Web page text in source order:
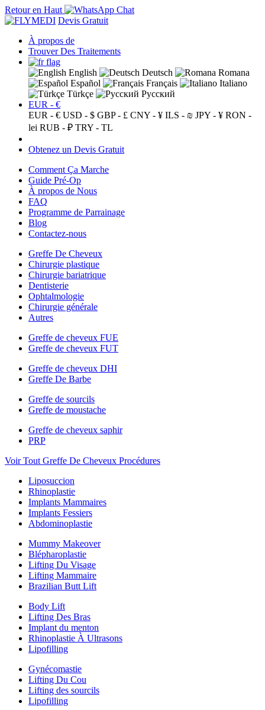
Retour en Haut
Devis Gratuit
À propos de
Trouver Des Traitements
English Deutsch
Romana
Español
Français
Italiano
Türkçe
Русский
EUR - €
EUR - € USD - $ GBP - £ CNY - ¥ ILS - ₪ JPY - ¥ RON -
lei RUB - ₽ TRY - TL
Obtenez un Devis Gratuit
Comment Ça Marche
Guide Pré-Op
À propos de Nous
FAQ
Programme de Parrainage
Blog
Contactez-nous
Greffe De Cheveux
Chirurgie plastique
Chirurgie bariatrique
Dentisterie
Ophtalmologie
Chirurgie générale
Autres
Greffe de cheveux FUE
Greffe de cheveux FUT
Greffe de cheveux DHI
Greffe De Barbe
Greffe de sourcils
Greffe de moustache
Greffe de cheveux saphir
PRP
Voir Tout Greffe De Cheveux Procédures
Liposuccion
Rhinoplastie
Implants Mammaires
Implants Fessiers
Abdominoplastie
Mummy Makeover
Blépharoplastie
Lifting Du Visage
Lifting Mammaire
Brazilian Butt Lift
Body Lift
Lifting Des Bras
Implant du menton
Rhinoplastie À Ultrasons
Lipofilling
Gynécomastie
Lifting Du Cou
Lifting des sourcils
Lipofilling